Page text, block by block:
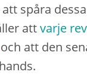
spåra
attvarje
och att den